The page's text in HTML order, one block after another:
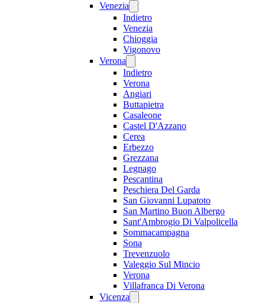
Venezia
Indietro
Venezia
Chioggia
Vigonovo
Verona
Indietro
Verona
Angiari
Buttapietra
Casaleone
Castel D'Azzano
Cerea
Erbezzo
Grezzana
Legnago
Pescantina
Peschiera Del Garda
San Giovanni Lupatoto
San Martino Buon Albergo
Sant'Ambrogio Di Valpolicella
Sommacampagna
Sona
Trevenzuolo
Valeggio Sul Mincio
Verona
Villafranca Di Verona
Vicenza